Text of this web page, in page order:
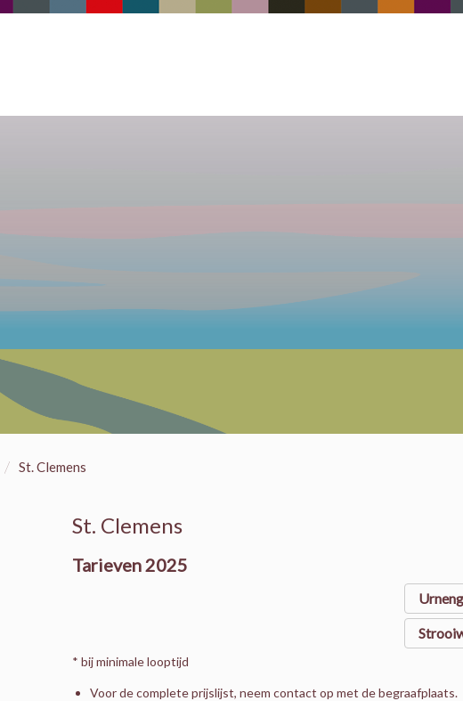
/ St. Clemens
St. Clemens
Tarieven 2025
* bij minimale looptijd
Voor de complete prijslijst, neem contact op met de begraafplaats.